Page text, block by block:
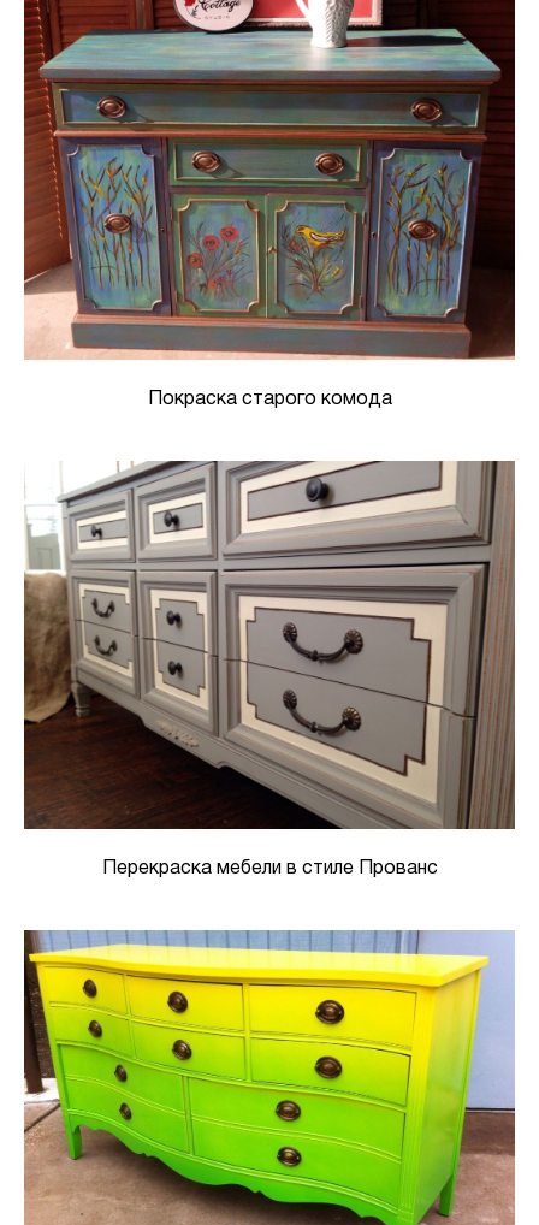
Покраска старого комода
Перекраска мебели в стиле Прованс